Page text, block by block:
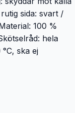
sida: svart /
100 %
hela
ska ej